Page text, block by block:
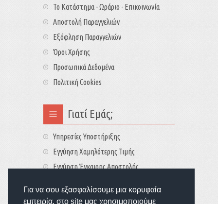
Για να σου εξασφαλίσουμε μια κορυφαία
εμπειρία, στο site μας χρησιμοποιούμε
Το Κατάστημα - Ωράριο - Επικοινωνία
Αποστολή Παραγγελιών
Εξόφληση Παραγγελιών
Όροι Χρήσης
Προσωπικά Δεδομένα
Πολιτική Cookies
Γιατί Εμάς;
Υπηρεσίες Υποστήριξης
Εγγύηση Χαμηλότερης Τιμής
Εγγύηση Έγκαιρης Αποστολής